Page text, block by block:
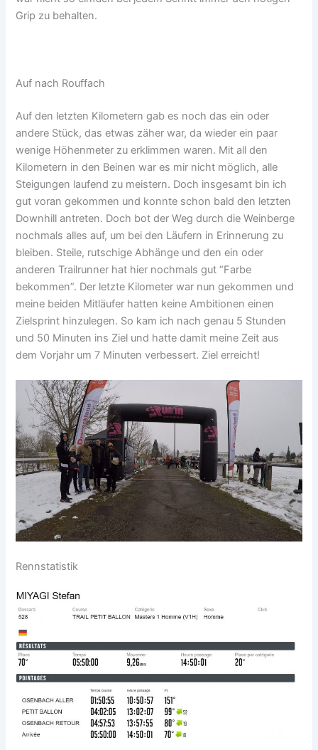
Grip zu behalten.
Auf nach Rouffach
Auf den letzten Kilometern gab es noch das ein oder
andere Stück, das etwas zäher war, da wieder ein paar
wenige Höhenmeter zu erklimmen waren. Mit all den
Kilometern in den Beinen war es mir nicht möglich, alle
Steigungen laufend zu meistern. Doch insgesamt bin ich
gut voran gekommen und konnte schon bald den letzten
Downhill antreten. Doch bot der Weg durch die Weinberge
nochmals alles auf, um bei den Läufern in Erinnerung zu
bleiben. Steile, rutschige Abhänge und den ein oder
anderen Trailrunner hat hier nochmals gut “Farbe
bekommen”. Der letzte Kilometer war nun gekommen und
meine beiden Mitläufer hatten keine Ambitionen einen
Zielsprint hinzulegen. So kam ich nach genau 5 Stunden
und 50 Minuten ins Ziel und hatte damit meine Zeit aus
dem Vorjahr um 7 Minuten verbessert. Ziel erreicht!
Rennstatistik